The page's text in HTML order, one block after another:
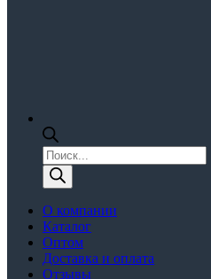
Поиск
товаров
О компании
Каталог
Оптом
Доставка и оплата
Отзывы